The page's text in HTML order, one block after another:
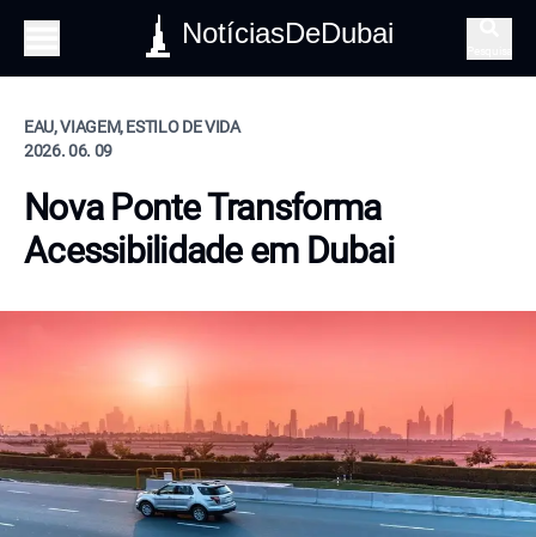
NotíciasDeDubai
EAU, VIAGEM, ESTILO DE VIDA
2026. 06. 09
Nova Ponte Transforma
Acessibilidade em Dubai